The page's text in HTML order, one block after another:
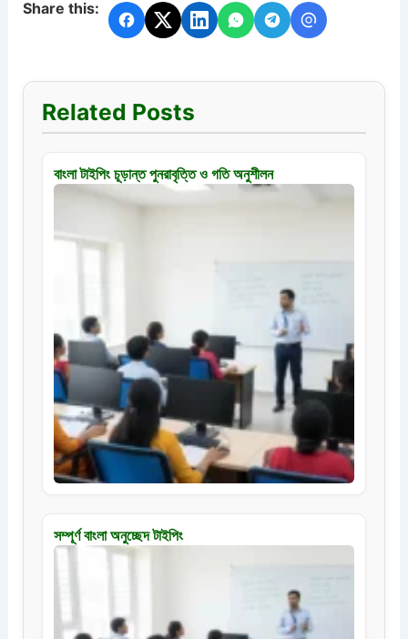
Share this:
Related Posts
বাংলা টাইপিং চূড়ান্ত পুনরাবৃত্তি ও গতি অনুশীলন
সম্পূর্ণ বাংলা অনুচ্ছেদ টাইপিং